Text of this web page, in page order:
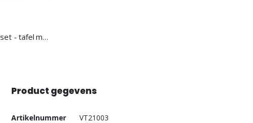
Via-Direct meeting point set - tafel met 2 banken
Product gegevens
Meer
Artikelnummer
VT21003